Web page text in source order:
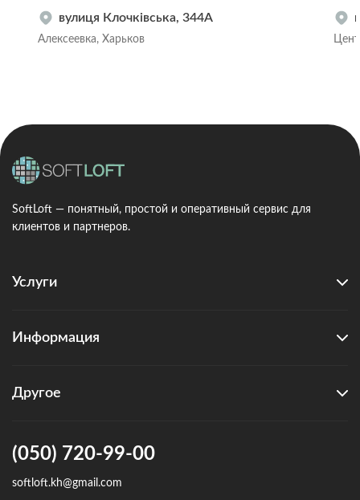
вулиця Клочківська, 344А
Алексеевка, Харьков
SoftLoft — понятный, простой и оперативный сервис для
клиентов и партнеров.
Услуги
Информация
Другое
(050) 720-99-00
softloft.kh@gmail.com